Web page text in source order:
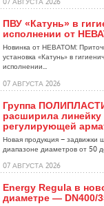
ПВУ «Катунь» в
исполнении от
Новинка от НЕВАТОМ:
установка «Катунь» в
исполнении...
07 АВГУСТА 2026
Группа
расширила линейку
регулирующей
Новая продукция – задвижки
диапазоне диаметров от 50
07 АВГУСТА 2026
Energy Regula в
диаметре — DN400/